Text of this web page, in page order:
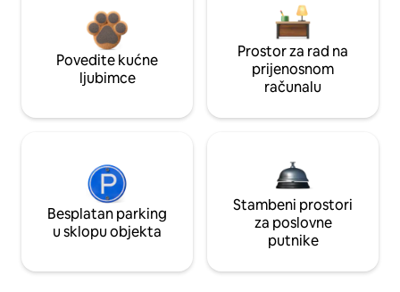
Povedite kućne
ljubimce
Prostor za rad na
prijenosnom
računalu
Besplatan parking
u sklopu objekta
Stambeni prostori
za poslovne
putnike